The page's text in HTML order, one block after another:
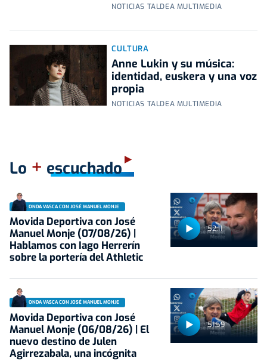
NOTICIAS TALDEA MULTIMEDIA
CULTURA
Anne Lukin y su música:
identidad, euskera y una voz
propia
NOTICIAS TALDEA MULTIMEDIA
Lo + escuchado
52:11
ONDA VASCA CON JOSÉ MANUEL MONJE
Movida Deportiva con José
Manuel Monje (07/08/26) |
Hablamos con Iago Herrerín
sobre la portería del Athletic
51:59
ONDA VASCA CON JOSÉ MANUEL MONJE
Movida Deportiva con José
Manuel Monje (06/08/26) | El
nuevo destino de Julen
Agirrezabala, una incógnita